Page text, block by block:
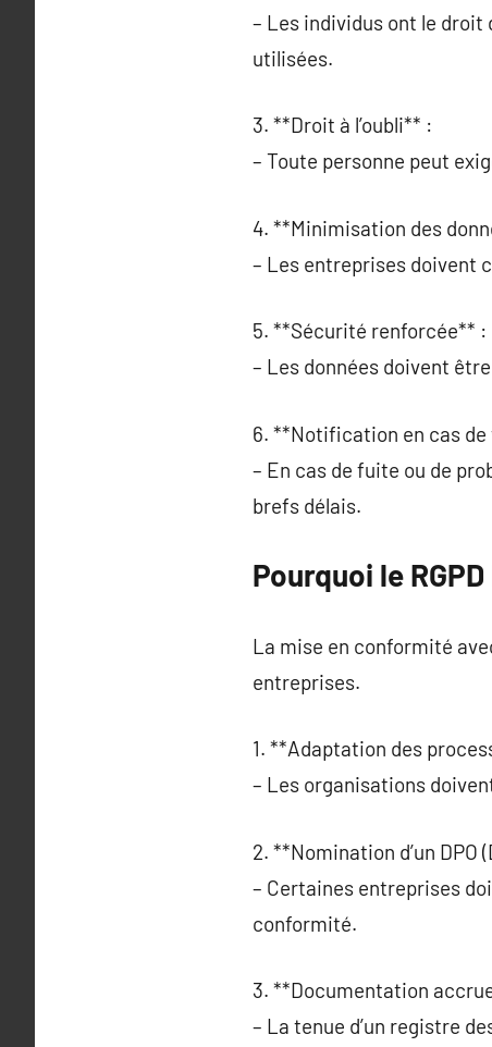
– Les individus ont le
utilisées.
3. **Droit à l’oubli** :
– Toute personne peut
4. **Minimisation des
– Les entreprises doivent
5. **Sécurité renforcée** :
– Les données doivent
6. **Notification en cas
– En cas de fuite ou de
brefs délais.
Pourquoi le
La mise en conformité
entreprises.
1. **Adaptation des
– Les organisations
2. **Nomination d’un
– Certaines entreprises
conformité.
3. **Documentation
– La tenue d’un registre